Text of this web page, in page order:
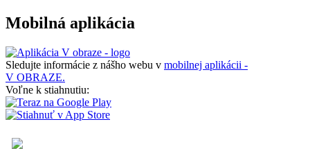
Mobilná aplikácia
Sledujte informácie z nášho webu v mobilnej aplikácii -
V OBRAZE.
Voľne k stiahnutiu: